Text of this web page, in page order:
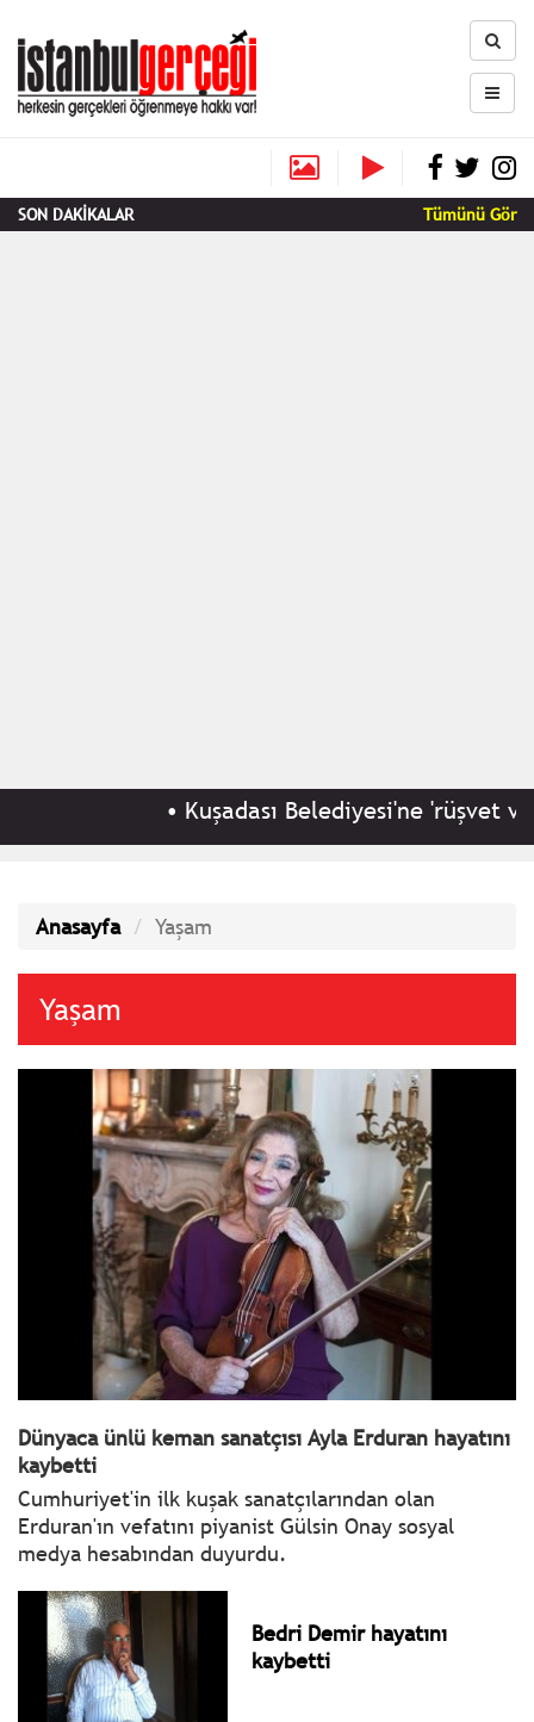
SON DAKİKALAR Tümünü Gör
Kuşadası Belediyesi'ne 'rüşvet ve irtikap'
Anasayfa Yaşam
Yaşam
Dünyaca ünlü keman sanatçısı Ayla Erduran hayatını
kaybetti
Cumhuriyet'in ilk kuşak sanatçılarından olan
Erduran'ın vefatını piyanist Gülsin Onay sosyal
medya hesabından duyurdu.
Bedri Demir hayatını
kaybetti